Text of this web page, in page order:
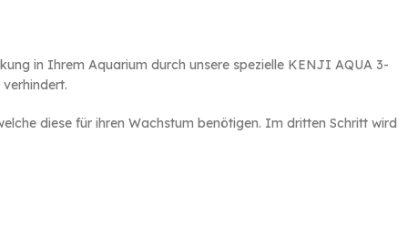
in Ihrem Aquarium durch unsere spezielle KENJI AQUA 3-
diese für ihren Wachstum benötigen. Im dritten Schritt wird